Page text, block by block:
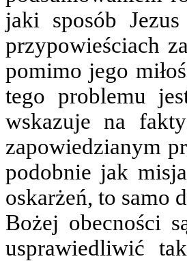
jaki sposób
przypowieściach
pomimo jego
tego problemu
wskazuje na
zapowiedzianym
podobnie jak
oskarżeń, to samo
Bożej obecności
usprawiedliwić